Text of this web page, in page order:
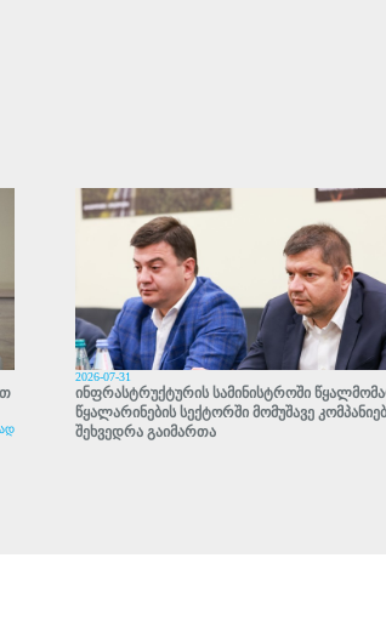
2026-07-31
ინფრასტრუქტურის სამინისტროში
წყალარინების სექტორში მომუშავე
შეხვედრა გაიმართა